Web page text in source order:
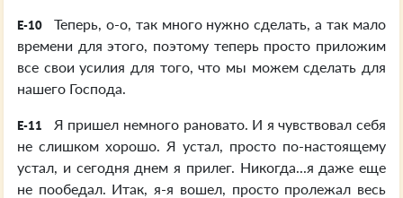
E-10
Теперь, о-о, так много нужно сделать, а так мало
времени для этого, поэтому теперь просто приложим
все свои усилия для того, что мы можем сделать для
нашего Господа.
E-11
Я пришел немного рановато. И я чувствовал себя
не слишком хорошо. Я устал, просто по-настоящему
устал, и сегодня днем я прилег. Никогда...я даже еще
не пообедал. Итак, я-я вошел, просто пролежал весь